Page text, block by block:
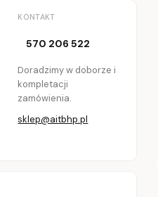
KONTAKT
570 206 522
Doradzimy w doborze i
kompletacji
zamówienia.
sklep@aitbhp.pl